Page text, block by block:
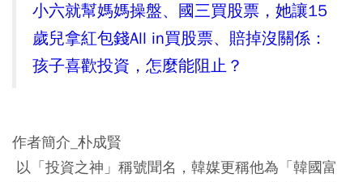
小六就幫媽媽操盤、國三買股票，她讓15
歲兒拿紅包錢All in買股票、賠掉沒關係：
孩子喜歡投資，怎麼能阻止？
作者簡介_朴成賢
以「投資之神」稱號聞名，韓媒更稱他為「韓國富